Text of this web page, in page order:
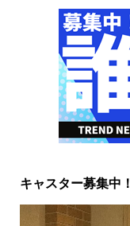
キャスター募集中！